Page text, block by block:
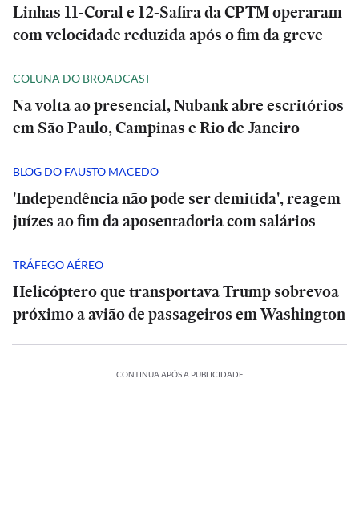
Linhas 11-Coral e 12-Safira da CPTM operaram
com velocidade reduzida após o fim da greve
COLUNA DO BROADCAST
Na volta ao presencial, Nubank abre escritórios
em São Paulo, Campinas e Rio de Janeiro
BLOG DO FAUSTO MACEDO
'Independência não pode ser demitida', reagem
juízes ao fim da aposentadoria com salários
TRÁFEGO AÉREO
Helicóptero que transportava Trump sobrevoa
próximo a avião de passageiros em Washington
CONTINUA APÓS A PUBLICIDADE